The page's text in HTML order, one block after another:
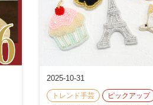
2025-10-31
トレンド手芸 ピックアップ